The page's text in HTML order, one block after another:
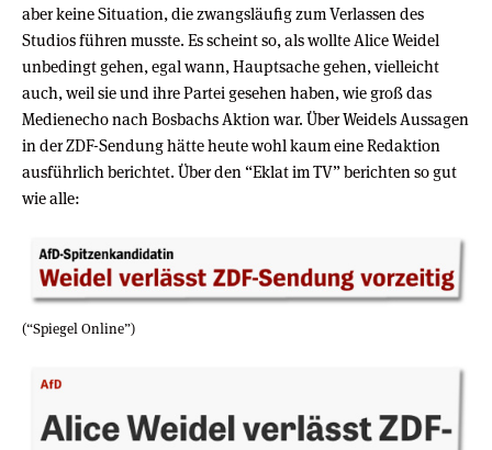
aber keine Situation, die zwangsläufig zum Verlassen des
Studios führen musste. Es scheint so, als wollte Alice Weidel
unbedingt gehen, egal wann, Hauptsache gehen, vielleicht
auch, weil sie und ihre Partei gesehen haben, wie groß das
Medienecho nach Bosbachs Aktion war. Über Weidels Aussagen
in der ZDF-Sendung hätte heute wohl kaum eine Redaktion
ausführlich berichtet. Über den “Eklat im TV” berichten so gut
wie alle:
(“Spiegel Online”)